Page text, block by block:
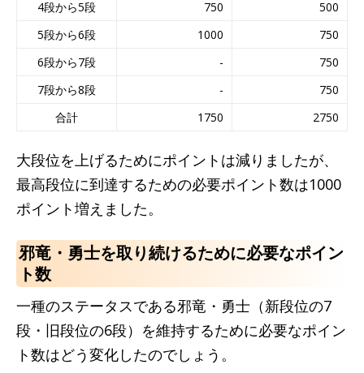
4段から5段
750
500
5段から6段
1000
750
6段から7段
-
750
7段から8段
-
750
合計
1750 2750
大段位を上げるためにポイントは減りましたが、
最高段位に到達するための必要ポイント数は1000
ポイント増えました。
邪竜・勇士を取り続けるために必要なポイン
ト数
一種のステータスである邪竜・勇士（新段位の7
段・旧段位の6段）を維持するために必要なポイン
ト数はどう変化したのでしょう。